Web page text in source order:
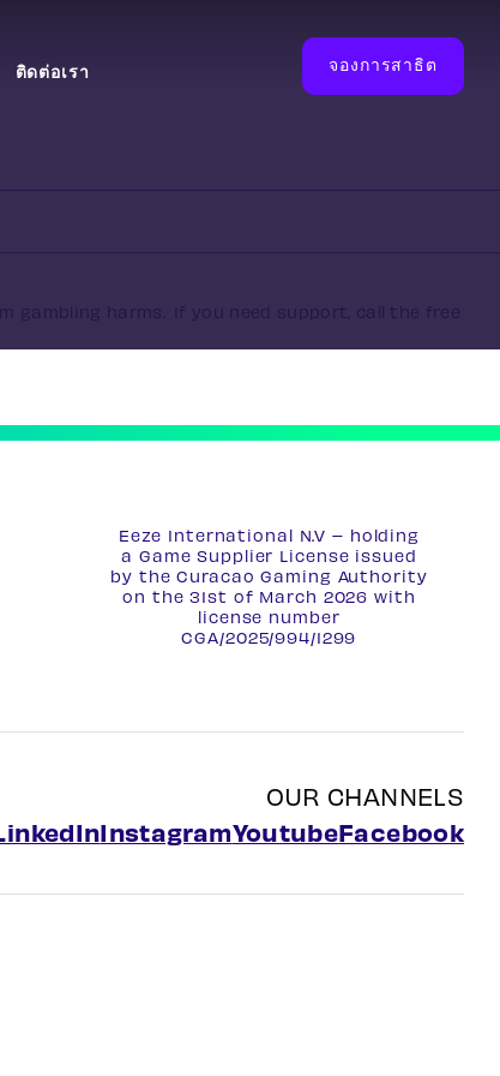
ติดต่อเรา จองการสาธิต
harms. If you need support, call the free
Eeze International N.V – holding
a Game Supplier License issued
by the Curacao Gaming Authority
on the 31st of March 2026 with
license number
CGA/2025/994/1299
OUR CHANNELS
InstagramYoutubeFacebook